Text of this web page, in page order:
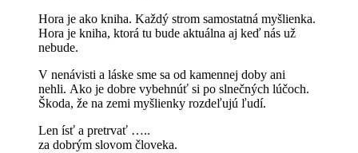
Hora je ako kniha. Každý strom samostatná myšlienka.
Hora je kniha, ktorá tu bude aktuálna aj keď nás už
nebude.
V nenávisti a láske sme sa od kamennej doby ani
nehli. Ako je dobre vybehnúť si po slnečných lúčoch.
Škoda, že na zemi myšlienky rozdeľujú ľudí.
Len ísť a pretrvať …..
za dobrým slovom človeka.